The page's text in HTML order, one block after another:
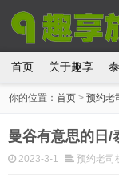
首页 关于趣享
你的位置：首页 > 预约老
曼谷有意思的日
2023-3-1 预约老司